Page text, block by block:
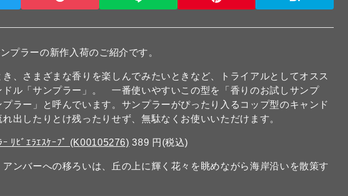
プラーの新作入荷のご紹介です。
、さまざまな香りを楽しんでみたいときなど、トライアルとしてオスス
ドル「サンプラー」。 一番使いやすいこの型を「香りのお試しサンプ
ラー」と呼んでいます。サンプラーがぴったり入るコップ型のキャンド
出したりとけ残ったりせず、無駄なくお使いいただけます。
ﾘﾋﾞｴﾗｴｽｹｰﾌﾟ (K00105276) 389 円(税込)
ンバーへの移ろいは、丘の上に輝く花々を眺めながら海岸沿いを散策す